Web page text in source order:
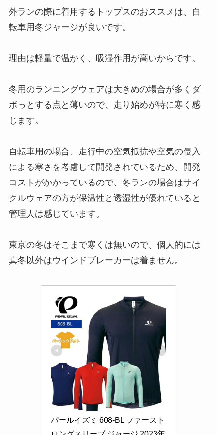
外ランの際に着用するトップスのおススメは、自
転車用冬ジャージが良いです。
理由は軽量で温かく、吸湿作用が高いからです。
冬用のランニングウェアは大きめの場合が多くダ
ボっとする点と薄いので、走り始めが特に寒く感
じます。
自転車用の場合、走行中の空気抵抗や空気の侵入
による寒さを考慮して開発されているため、開発
コストがかかっているので、冬ランの場合はサイ
クルウェアの方が保温性と透湿性が優れていると
管理人は感じています。
東京の冬はそこまで寒くは無いので、個人的には
真冬以外はウインドブレーカーは着ません。
パールイズミ 608-BL ファースト